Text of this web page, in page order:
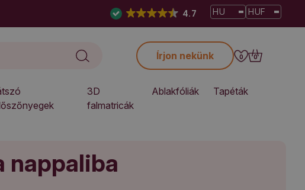
4.7 HU HUF
Írjon nekünk 0 0
3D
falmatricák
Ablakfóliák Tapéták
nappaliba